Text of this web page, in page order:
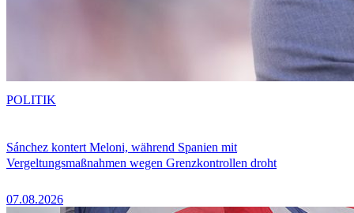
Sánchez kontert Meloni, während Spanien mit
Vergeltungsmaßnahmen wegen Grenzkontrollen droht
07.08.2026
POLITIK